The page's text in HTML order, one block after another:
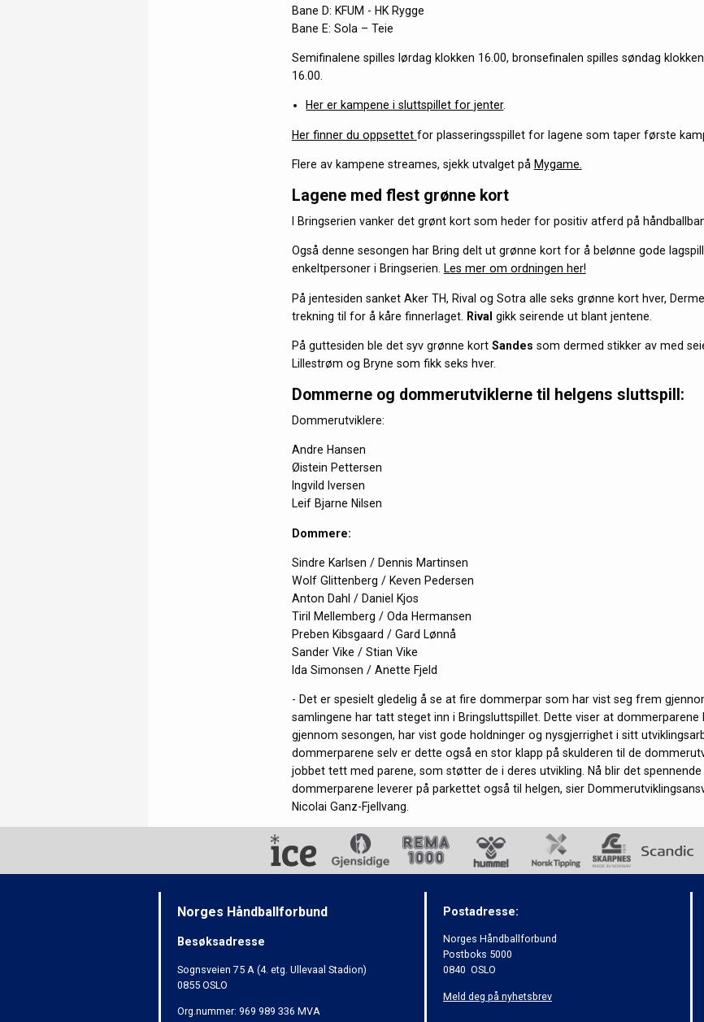
Bane D: KFUM - HK Rygge
Bane E: Sola – Teie
Semifinalene spilles lørdag klokken 16.00, bronsefinalen spilles søndag
16.00.
Her er kampene i sluttspillet for jenter.
Her finner du oppsettet for plasseringsspillet for lagene som taper første
Flere av kampene streames, sjekk utvalget på Mygame.
Lagene med flest grønne kort
I Bringserien vanker det grønt kort som heder for positiv atferd på
Også denne sesongen har Bring delt ut grønne kort for å belønne gode
enkeltpersoner i Bringserien. Les mer om ordningen her!
På jentesiden sanket Aker TH, Rival og Sotra alle seks grønne kort hver,
trekning til for å kåre finnerlaget.
Rival gikk seirende ut blant jentene.
På guttesiden ble det syv grønne kort Sandes som dermed stikker av med
Lillestrøm og Bryne som fikk seks hver.
Dommerne og dommerutviklerne til helgens sluttspill:
Dommerutviklere:
Andre Hansen
Øistein Pettersen
Ingvild Iversen
Leif Bjarne Nilsen
Dommere:
Sindre Karlsen / Dennis Martinsen
Wolf Glittenberg / Keven Pedersen
Anton Dahl / Daniel Kjos
Tiril Mellemberg / Oda Hermansen
Preben Kibsgaard / Gard Lønnå
Sander Vike / Stian Vike
Ida Simonsen / Anette Fjeld
- Det er spesielt gledelig å se at fire dommerpar som har vist seg frem
samlingene har tatt steget inn i Bringsluttspillet. Dette viser at
gjennom sesongen, har vist gode holdninger og nysgjerrighet i sitt
dommerparene selv er dette også en stor klapp på skulderen til de
jobbet tett med parene, som støtter de i deres utvikling. Nå blir det spennende
dommerparene leverer på parkettet også til helgen, sier
Nicolai Ganz-Fjellvang.
Norges Håndballforbund
Besøksadresse
Sognsveien 75 A (4. etg. Ullevaal Stadion)
0855 OSLO
Org.nummer: 969 989 336 MVA
Postadresse:
Norges Håndballforbund
Postboks 5000
0840 OSLO
Meld deg på nyhetsbrev